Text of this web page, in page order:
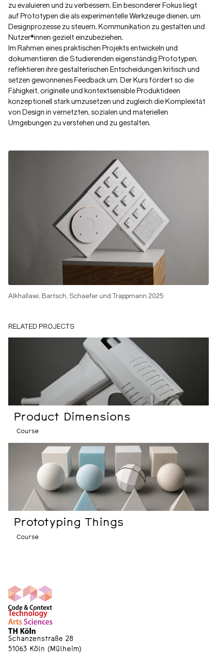
zu evaluieren und zu verbessern. Ein besonderer Fokus liegt
auf Prototypen die als experimentelle Werkzeuge dienen, um
Designprozesse zu steuern, Kommunikation zu gestalten und
Nutzer*innen gezielt einzubeziehen.
Im Rahmen eines praktischen Projekts entwickeln und
dokumentieren die Studierenden eigenständig Prototypen,
reflektieren ihre gestalterischen Entscheidungen kritisch und
setzen gewonnenes Feedback um. Der Kurs fördert so die
Fähigkeit, originelle und kontextsensible Produktideen
konzeptionell stark umzusetzen und zugleich die Komplexität
von Design in vernetzten, sozialen und materiellen
Umgebungen zu verstehen und zu gestalten.
Alkhallawi, Bartsch, Schaefer und Trappmann 2025
RELATED PROJECTS
Product Dimensions
Course
Prototyping Things
Course
Schanzenstraße 28
51063 Köln (Mülheim)